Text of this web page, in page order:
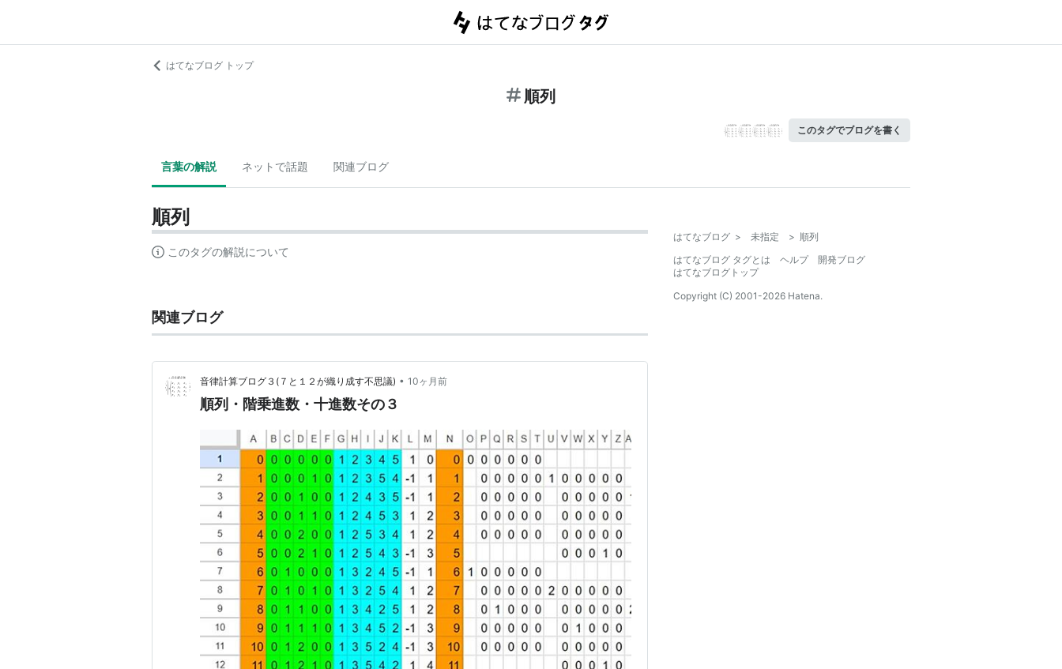
はてなブログ トップ
順列
このタグでブログを書く
言葉の解説 ネットで話題 関連ブログ
順列
このタグの解説について
関連ブログ
音律計算ブログ３(７と１２が織り成す不思議) • 10ヶ月前
順列・階乗進数・十進数その３
はてなブログ > 未指定 > 順列
はてなブログ タグとは
ヘルプ
開発ブログ
はてなブログトップ
Copyright (C) 2001-2026 Hatena.